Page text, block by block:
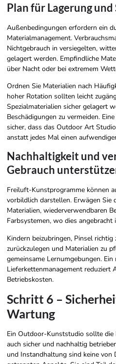
Plan für Lagerung und
Außenbedingungen erfordern ein
Materialmanagement.
Nichtgebrauch in versiegelten,
gelagert werden. Empfindliche
über Nacht oder bei extremem
Ordnen Sie Materialien nach
hoher Rotation sollten leicht
Spezialmaterialien sicher gelagert
Beschädigungen zu vermeiden.
sicher, dass das Outdoor Art
anstatt jedes Mal einen
Nachhaltigkeit und
Gebrauch
Freiluft-Kunstprogramme können
vorbildlich darstellen. Erwägen Sie
Materialien, wiederverwendbaren
Farbsystemen, wo dies angebracht
Kindern beizubringen, Pinsel richtig
zurückzulegen und Materialien zu
gemeinsame Lernumgebungen. Ein
Lieferkettenmanagement
Betriebskosten.
Schritt 6 –
Wartung
Ein Outdoor-Kunststudio sollte die
auch sicher und nachhaltig
und Instandhaltung sind keine von